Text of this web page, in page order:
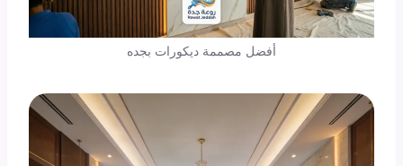
أفضل مصممة ديكورات بجده